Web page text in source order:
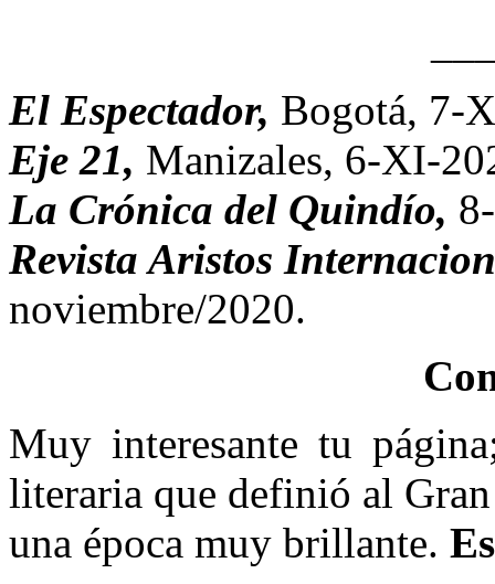
El Espectador, Bogotá, 7-
Eje 21, Manizales, 6-XI-
La Crónica del Quindío,
Revista Aristos
noviembre/2020.
Muy interesante tu
literaria que definió al
una época muy brillante.